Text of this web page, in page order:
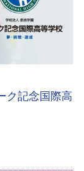
ク記念国際高